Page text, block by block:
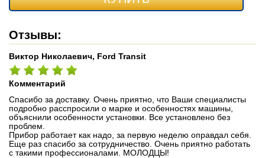
Отзывы:
Виктор Николаевич, Ford Transit
Комментарий
Спасибо за доставку. Очень приятно, что Ваши специалисты
подробно расспросили о марке и особенностях машины,
объяснили особенности установки. Все установлено без
проблем.
Прибор работает как надо, за первую неделю оправдал себя.
Еще раз спасибо за сотрудничество. Очень приятно работать
с такими профессионалами. МОЛОДЦЫ!